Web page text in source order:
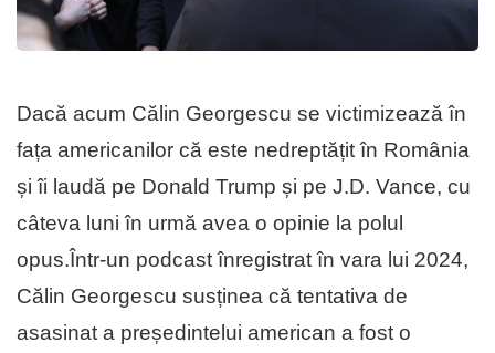
Dacă acum Călin Georgescu se victimizează în
fața americanilor că este nedreptățit în România
și îi laudă pe Donald Trump și pe J.D. Vance, cu
câteva luni în urmă avea o opinie la polul
opus.Într-un podcast înregistrat în vara lui 2024,
Călin Georgescu susținea că tentativa de
asasinat a președintelui american a fost o